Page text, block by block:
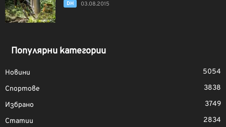
DH 03.08.2015
Популярни категории
Новини
5054
Спортове
3838
Избрано
3749
Статии
2834